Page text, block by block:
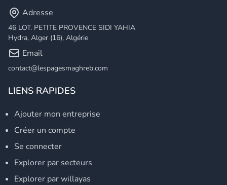
Adresse
46 LOT. PETITE PROVENCE SIDI YAHIA
Hydra, Alger (16), Algérie
Email
contact@lespagesmaghreb.com
LIENS RAPIDES
Ajouter mon entreprise
Créer un compte
Se connecter
Explorer par secteurs
Explorer par willayas